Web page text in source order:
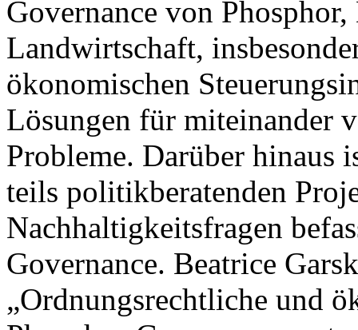
Governance von
Landwirtschaft,
ökonomischen
Lösungen für miteinander
Probleme. Darüber hinaus
teils politikberatenden
Nachhaltigkeitsfragen
Governance. Beatrice
„Ordnungsrechtliche und